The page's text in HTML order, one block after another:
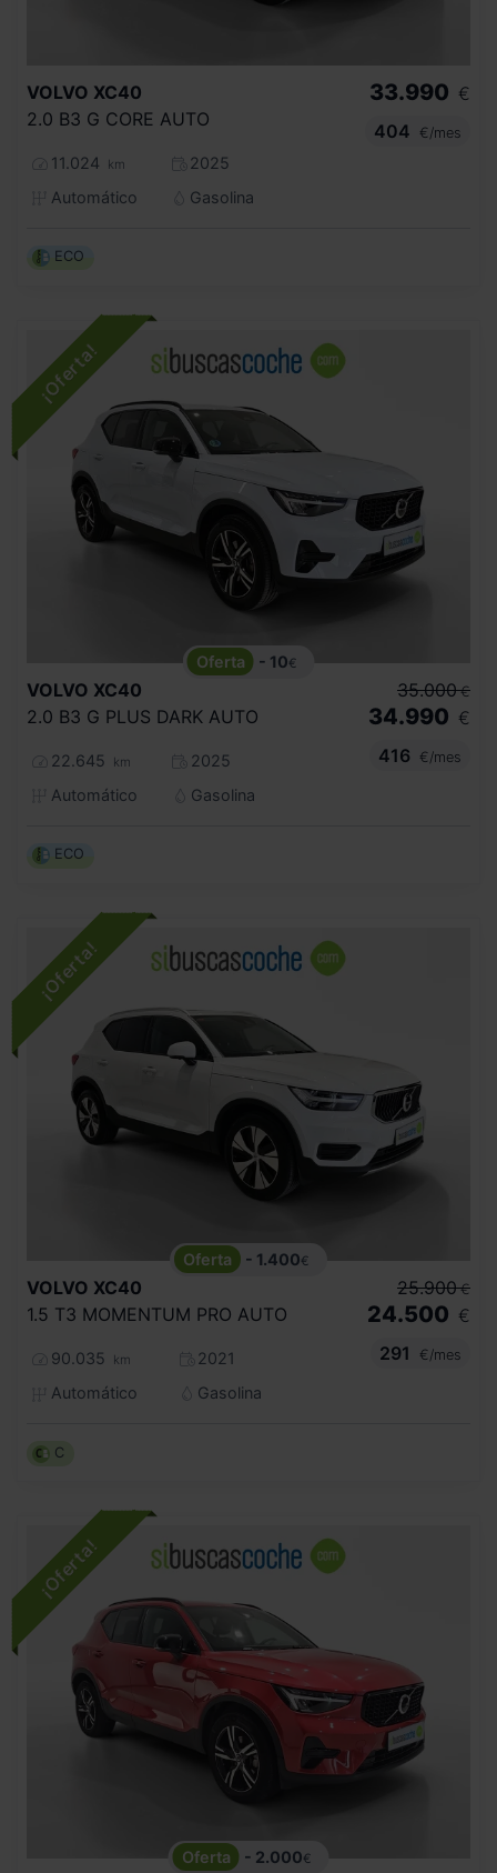
VOLVO XC40
2.0 B3 G CORE AUTO
11.024 km
2025
Automático
Gasolina
33.990 €
404
€/mes
ECO
- 10€
VOLVO XC40
2.0 B3 G PLUS DARK AUTO
22.645 km
2025
Automático
Gasolina
35.000 €
34.990 €
416
€/mes
ECO
- 1.400€
VOLVO XC40
1.5 T3 MOMENTUM PRO AUTO
90.035 km
2021
Automático
Gasolina
25.900 €
24.500 €
291
€/mes
C
- 2.000€